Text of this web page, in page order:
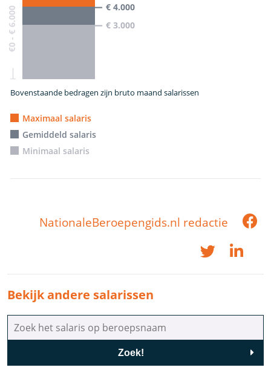
€0 - € 6.000
€ 4.000
€ 3.000
Bovenstaande bedragen zijn bruto maand salarissen
Maximaal salaris
Gemiddeld salaris
Minimaal salaris
NationaleBeroepengids.nl redactie
Bekijk andere salarissen
Zoek!